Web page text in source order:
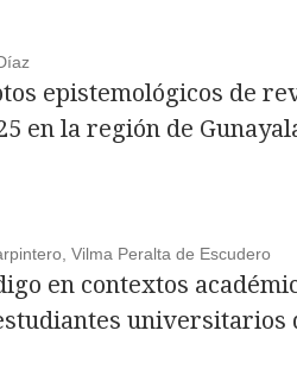
epistemológicos de
en la región de
Vilma Peralta de Escudero
en contextos
universitarios